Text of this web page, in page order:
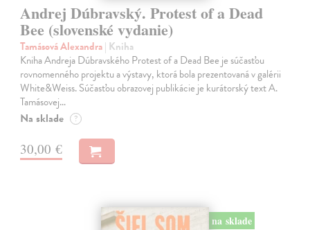
Andrej Dúbravský. Protest of a Dead
Bee (slovenské vydanie)
Tamásová Alexandra| Kniha
Kniha Andreja Dúbravského Protest of a Dead Bee je súčasťou
rovnomenného projektu a výstavy, ktorá bola prezentovaná v galérii
White&Weiss. Súčasťou obrazovej publikácie je kurátorský text A.
Tamásovej…
Na sklade ?
30,00 €
na sklade